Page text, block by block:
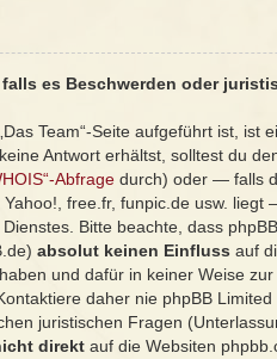
es Beschwerden oder
Team“-Seite aufgeführt ist, ist
Antwort erhältst, solltest du
Abfrage durch) oder — falls
free.fr, funpic.de usw.
Bitte beachte, dass
absolut keinen Einfluss auf
und dafür in keiner Weise
daher nie phpBB
juristischen Fragen
direkt auf die Websiten